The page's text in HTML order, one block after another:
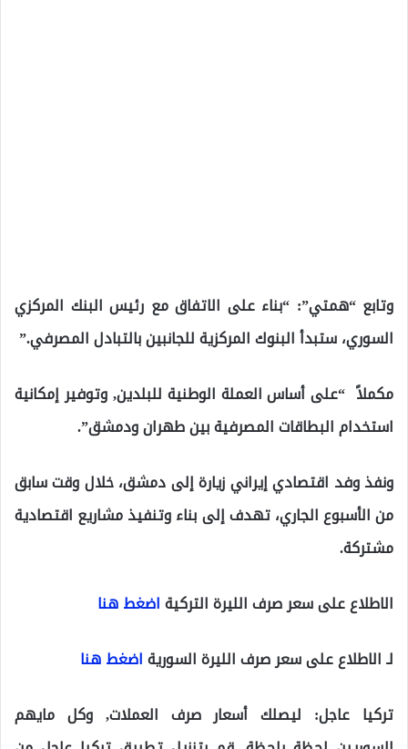
وتابع “همتي”: “بناء على الاتفاق مع رئيس البنك المركزي
السوري، ستبدأ البنوك المركزية للجانبين بالتبادل المصرفي.”
مكملاً “على أساس العملة الوطنية للبلدين, وتوفير إمكانية
استخدام البطاقات المصرفية بين طهران ودمشق”.
ونفذ وفد اقتصادي إيراني زيارة إلى دمشق، خلال وقت سابق
من الأسبوع الجاري، تهدف إلى بناء وتنفيذ مشاريع اقتصادية
مشتركة.
الاطلاع على سعر صرف الليرة التركيةاضغط هنا
لـ الاطلاع على سعر صرف الليرة السوريةاضغط هنا
تركيا عاجل: ليصلك أسعار صرف العملات, وكل مايهم